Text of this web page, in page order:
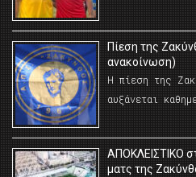
Πίεση της
ανακοίνωση)
Η πίεση της
αυξάνεται
AΠΟΚΛΕΙΣΤΙΚΟ
ματς της